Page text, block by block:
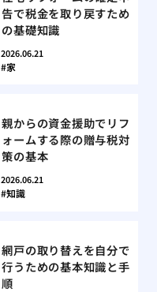
告で税金を取り戻すため
の基礎知識
2026.06.21
家
親からの資金援助でリフ
ォームする際の贈与税対
策の基本
2026.06.21
知識
網戸の取り替えを自分で
行うための基本知識と手
順